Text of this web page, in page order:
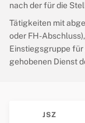
nach der für die
Tätigkeiten mit
oder FH-
Einstiegsgruppe
gehobenen Dienst
JSZ